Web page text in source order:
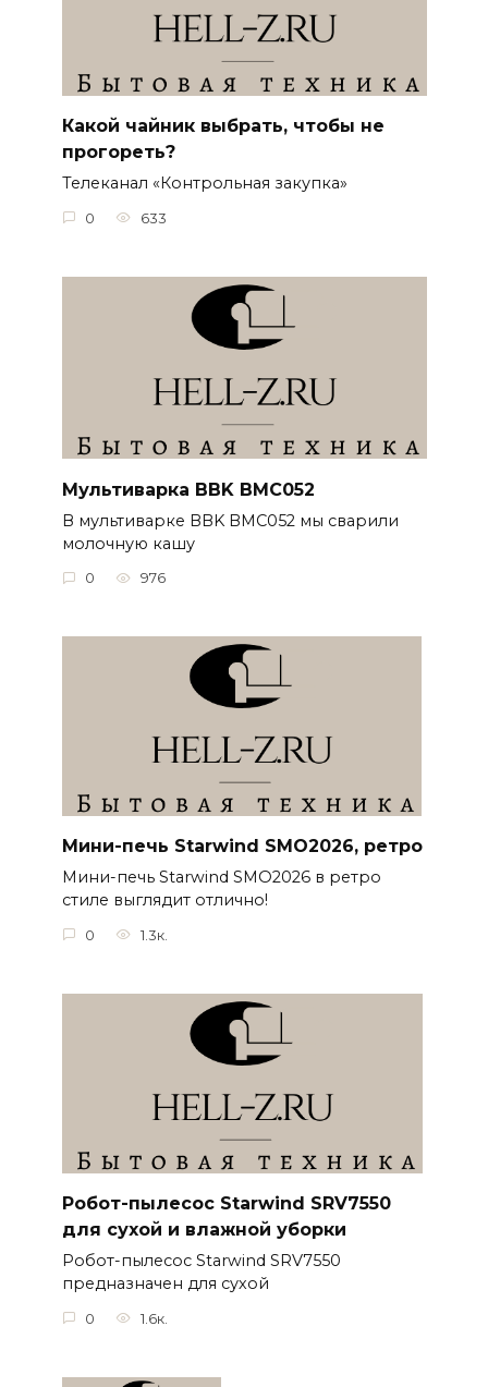
Какой чайник выбрать, чтобы не
прогореть?
Телеканал «Контрольная закупка»
0 633
Мультиварка BBK BMC052
В мультиварке BBK BMC052 мы сварили
молочную кашу
0 976
Мини-печь Starwind SMO2026, ретро
Мини-печь Starwind SMO2026 в ретро
стиле выглядит отлично!
0 1.3к.
Робот-пылесос Starwind SRV7550
для сухой и влажной уборки
Робот-пылесос Starwind SRV7550
предназначен для сухой
0 1.6к.